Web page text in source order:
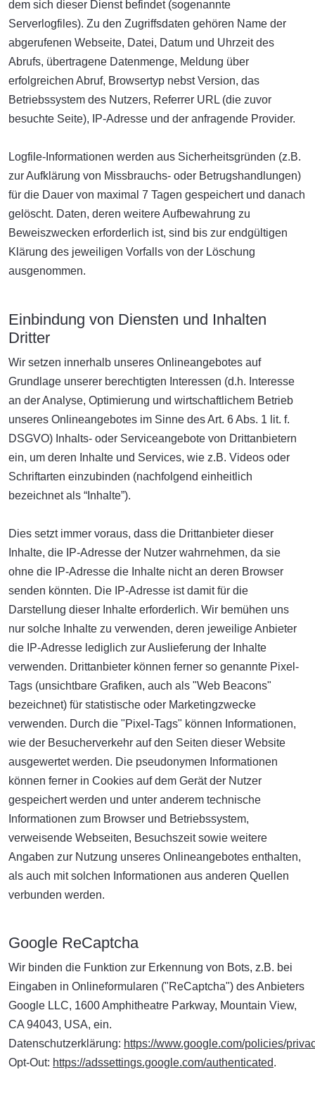
dem sich dieser Dienst befindet (sogenannte
Serverlogfiles). Zu den Zugriffsdaten gehören Name der
abgerufenen Webseite, Datei, Datum und Uhrzeit des
Abrufs, übertragene Datenmenge, Meldung über
erfolgreichen Abruf, Browsertyp nebst Version, das
Betriebssystem des Nutzers, Referrer URL (die zuvor
besuchte Seite), IP-Adresse und der anfragende Provider.
Logfile-Informationen werden aus Sicherheitsgründen (z.B.
zur Aufklärung von Missbrauchs- oder Betrugshandlungen)
für die Dauer von maximal 7 Tagen gespeichert und danach
gelöscht. Daten, deren weitere Aufbewahrung zu
Beweiszwecken erforderlich ist, sind bis zur endgültigen
Klärung des jeweiligen Vorfalls von der Löschung
ausgenommen.
Einbindung von Diensten und Inhalten
Dritter
Wir setzen innerhalb unseres Onlineangebotes auf
Grundlage unserer berechtigten Interessen (d.h. Interesse
an der Analyse, Optimierung und wirtschaftlichem Betrieb
unseres Onlineangebotes im Sinne des Art. 6 Abs. 1 lit. f.
DSGVO) Inhalts- oder Serviceangebote von Drittanbietern
ein, um deren Inhalte und Services, wie z.B. Videos oder
Schriftarten einzubinden (nachfolgend einheitlich
bezeichnet als “Inhalte”).
Dies setzt immer voraus, dass die Drittanbieter dieser
Inhalte, die IP-Adresse der Nutzer wahrnehmen, da sie
ohne die IP-Adresse die Inhalte nicht an deren Browser
senden könnten. Die IP-Adresse ist damit für die
Darstellung dieser Inhalte erforderlich. Wir bemühen uns
nur solche Inhalte zu verwenden, deren jeweilige Anbieter
die IP-Adresse lediglich zur Auslieferung der Inhalte
verwenden. Drittanbieter können ferner so genannte Pixel-
Tags (unsichtbare Grafiken, auch als "Web Beacons"
bezeichnet) für statistische oder Marketingzwecke
verwenden. Durch die "Pixel-Tags" können Informationen,
wie der Besucherverkehr auf den Seiten dieser Website
ausgewertet werden. Die pseudonymen Informationen
können ferner in Cookies auf dem Gerät der Nutzer
gespeichert werden und unter anderem technische
Informationen zum Browser und Betriebssystem,
verweisende Webseiten, Besuchszeit sowie weitere
Angaben zur Nutzung unseres Onlineangebotes enthalten,
als auch mit solchen Informationen aus anderen Quellen
verbunden werden.
Google ReCaptcha
Wir binden die Funktion zur Erkennung von Bots, z.B. bei
Eingaben in Onlineformularen ("ReCaptcha") des Anbieters
Google LLC, 1600 Amphitheatre Parkway, Mountain View,
CA 94043, USA, ein.
Datenschutzerklärung: https://www.google.com/policies/
Opt-Out: https://adssettings.google.com/authenticated.